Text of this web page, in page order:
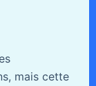
mais cette